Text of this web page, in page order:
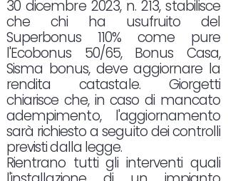
30 dicembre 2023, n. 213, stabilisce
che chi ha usufruito del
Superbonus 110% come pure
l'Ecobonus 50/65, Bonus Casa,
Sisma bonus, deve aggiornare la
rendita catastale. Giorgetti
chiarisce che, in caso di mancato
adempimento, l'aggiornamento
sarà richiesto a seguito dei controlli
previsti dalla legge.
Rientrano tutti gli interventi quali